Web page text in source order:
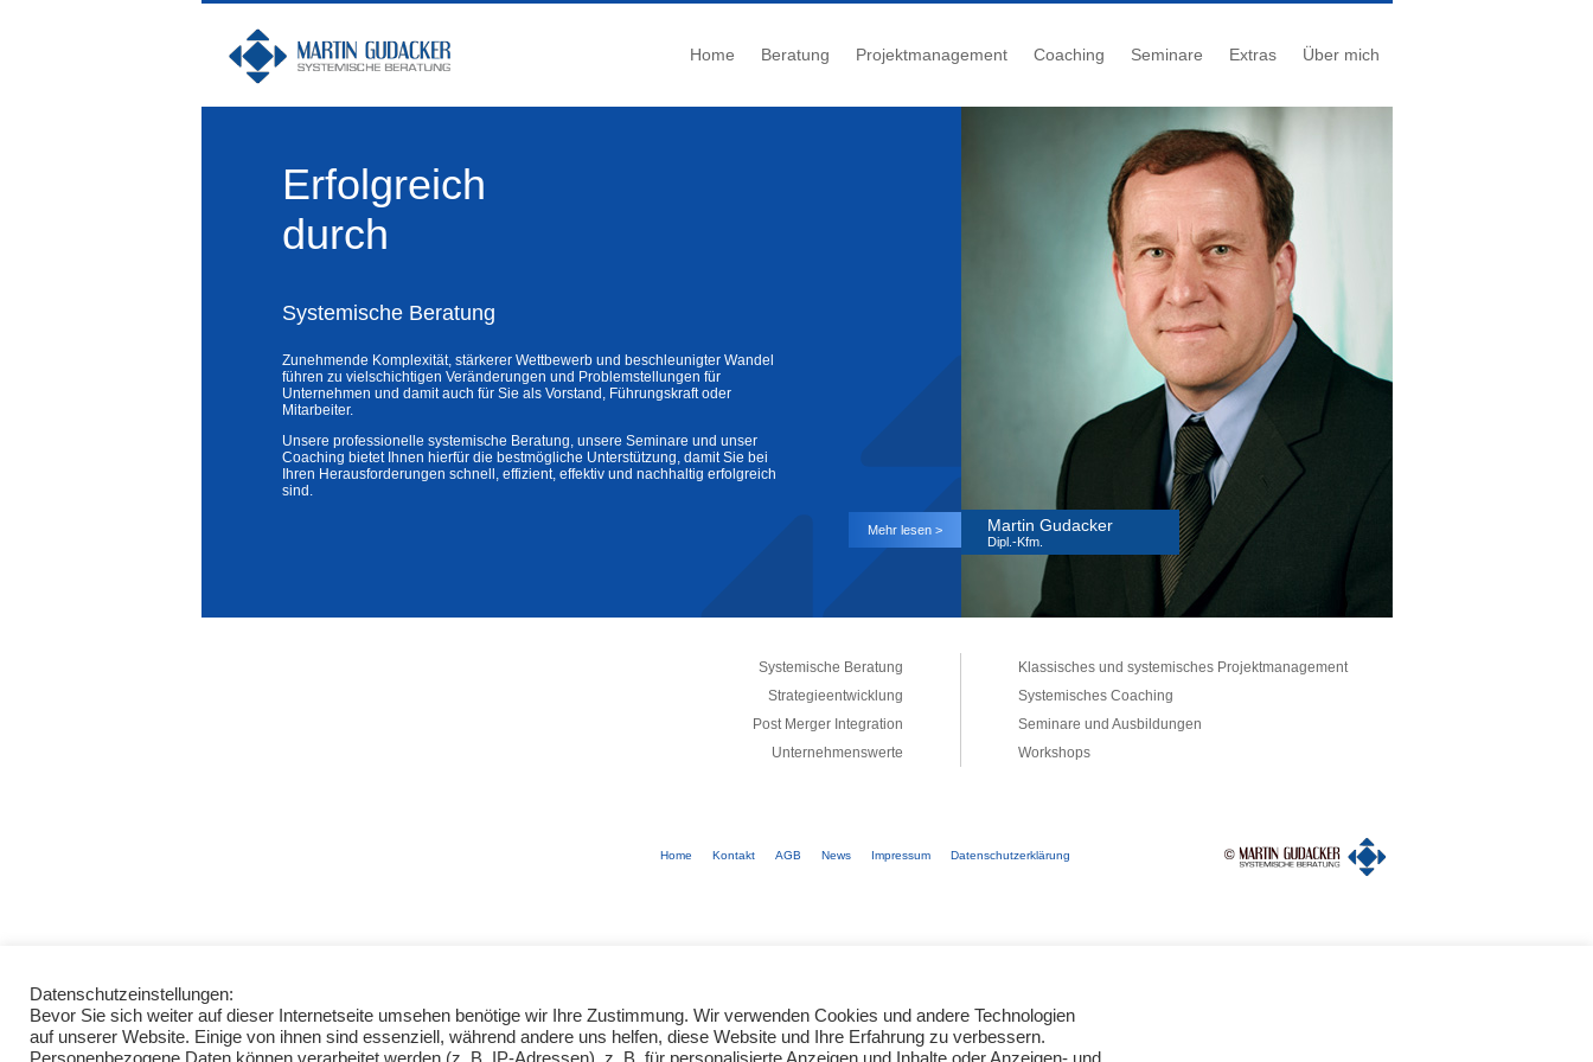
Home Beratung Projektmanagement Coaching Seminare Extras Über mich
Erfolgreich
durch
Systemische Beratung
Zunehmende Komplexität, stärkerer Wettbewerb und beschleunigter Wandel
führen zu vielschichtigen Veränderungen und Problemstellungen für
Unternehmen und damit auch für Sie als Vorstand, Führungskraft oder
Mitarbeiter.
Unsere professionelle systemische Beratung, unsere Seminare und unser
Coaching bietet Ihnen hierfür die bestmögliche Unterstützung, damit Sie bei
Ihren Herausforderungen schnell, effizient, effektiv und nachhaltig erfolgreich
sind.
Mehr lesen > Martin Gudacker
Dipl.-Kfm.
Systemische Beratung
Strategieentwicklung
Post Merger Integration
Unternehmenswerte
Klassisches und systemisches Projektmanagement
Systemisches Coaching
Seminare und Ausbildungen
Workshops
Home Kontakt AGB News Impressum Datenschutzerklärung
Datenschutzeinstellungen:
Bevor Sie sich weiter auf dieser Internetseite umsehen benötige wir Ihre Zustimmung. Wir verwenden Cookies und andere Technologien
auf unserer Website. Einige von ihnen sind essenziell, während andere uns helfen, diese Website und Ihre Erfahrung zu verbessern.